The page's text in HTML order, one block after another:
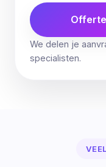
We delen je
specialisten.